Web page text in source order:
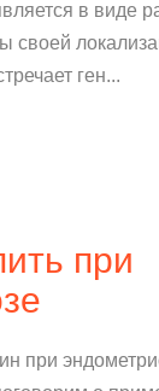
в виде
своей
ген...
при
при